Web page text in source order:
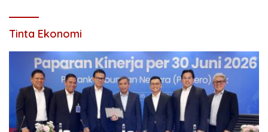
Tinta Ekonomi